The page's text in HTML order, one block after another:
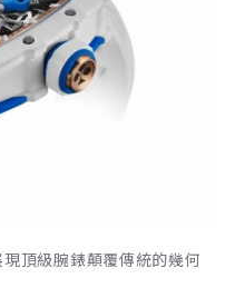
頂級腕錶顛覆傳統的幾何